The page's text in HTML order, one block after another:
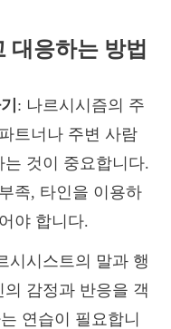
대응하는 방법
: 나르시시즘의 주
트너나 주변 사람
것이 중요합니다.
족, 타인을 이용하
야 합니다.
시시스트의 말과 행
감정과 반응을 객
연습이 필요합니